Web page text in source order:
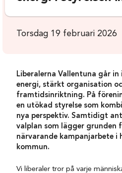
Torsdag 19 februari 2026
Liberalerna Vallentuna går
energi, stärkt organisation
framtidsinriktning. På
en utökad styrelse som
nya perspektiv. Samtidigt
valplan som lägger grunden
närvarande kampanjarbete i
kommun.
Vi liberaler tror på varje